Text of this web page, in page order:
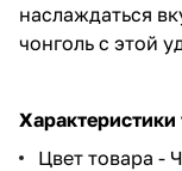
наслаждаться
чонголь с этой
Характеристики
Цвет товара -